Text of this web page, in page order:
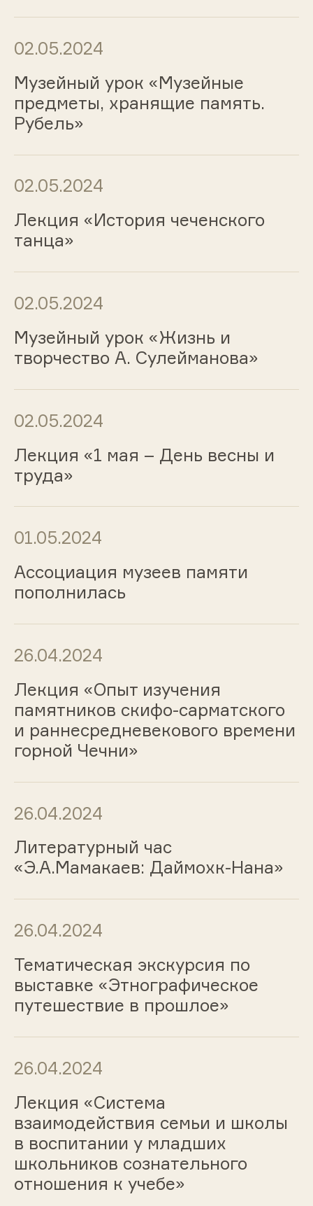
02.05.2024
Музейный урок «Музейные
предметы, хранящие память.
Рубель»
02.05.2024
Лекция «История чеченского
танца»
02.05.2024
Музейный урок «Жизнь и
творчество А. Сулейманова»
02.05.2024
Лекция «1 мая – День весны и
труда»
01.05.2024
Ассоциация музеев памяти
пополнилась
26.04.2024
Лекция «Опыт изучения
памятников скифо-сарматского
и раннесредневекового времени
горной Чечни»
26.04.2024
Литературный час
«Э.А.Мамакаев: Даймохк-Нана»
26.04.2024
Тематическая экскурсия по
выставке «Этнографическое
путешествие в прошлое»
26.04.2024
Лекция «Система
взаимодействия семьи и школы
в воспитании у младших
школьников сознательного
отношения к учебе»